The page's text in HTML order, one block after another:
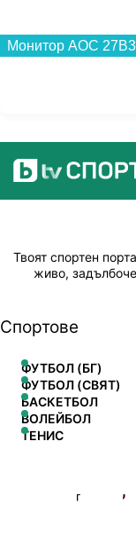
Монитор AOC
Твоят спортен
живо,
Спортове
ФУТБОЛ (БГ)
ФУТБОЛ (СВЯТ)
БАСКЕТБОЛ
ВОЛЕЙБОЛ
ТЕНИС